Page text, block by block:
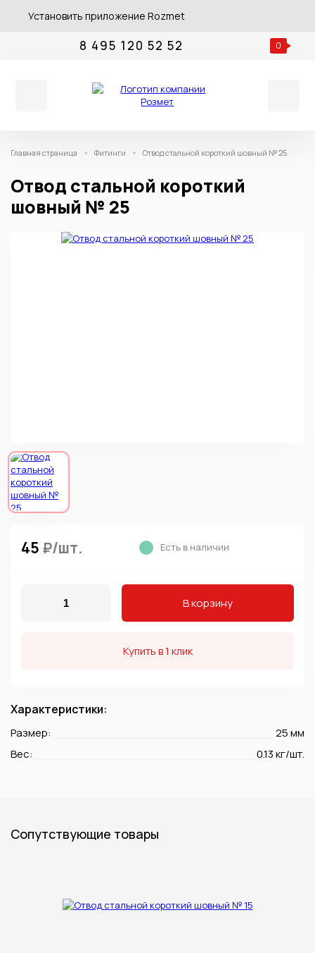
Установить приложение Rozmet
8 495 120 52 52 0
Главная страница Фитинги Отвод стальной короткий шовный № 25
Отвод стальной короткий
шовный № 25
45 ₽/шт. Есть в наличии
В корзину
Купить в 1 клик
Характеристики:
Размер:
25 мм
Вес:
0.13 кг/шт.
Сопутствующие товары